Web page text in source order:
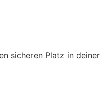
sicheren Platz in